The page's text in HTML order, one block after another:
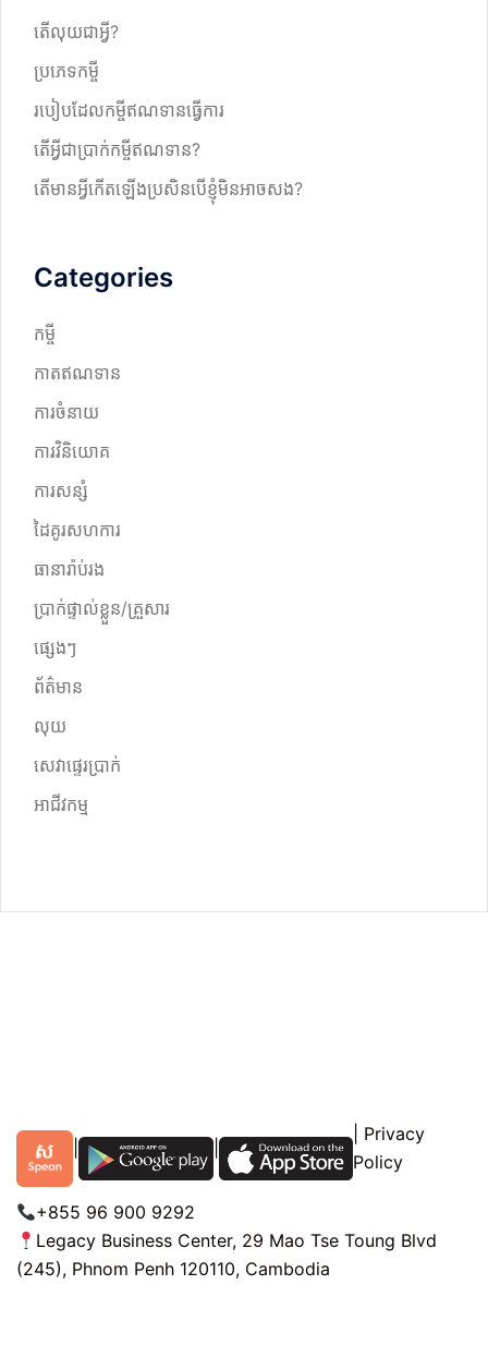
តើលុយជាអ្វី?
ប្រភេទកម្ចី
របៀបដែលកម្ចីឥណទានធ្វើការ
តើអ្វីជាប្រាក់កម្ចីឥណទាន?
តើមានអ្វីកើតឡើងប្រសិនបើខ្ញុំមិនអាចសង?
Categories
កម្ចី
កាតឥណទាន
ការចំនាយ
ការវិនិយោគ
ការសន្សំ
ដៃគូរសហការ
ធានារ៉ាប់រង
ប្រាក់ផ្ទាល់ខ្លួន/គ្រួសារ
ផ្សេងៗ
ព័ត៌មាន
លុយ
សេវាផ្ទេរប្រាក់
អាជីវកម្ម
| |
| Privacy
Policy
+855 96 900 9292
Legacy Business Center, 29 Mao Tse Toung Blvd
(245), Phnom Penh 120110, Cambodia